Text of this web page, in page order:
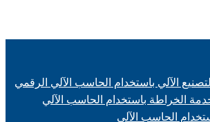
الآلي باستخدام الحاسب الآلي الرقمي
الخراطة باستخدام الحاسب الآلي
الحاسب الآلي